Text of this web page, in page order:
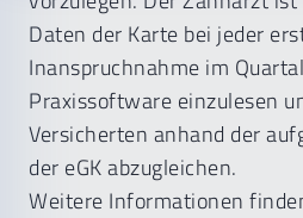
Daten der Karte bei jeder
Inanspruchnahme im
Praxissoftware einzulesen
Versicherten anhand der
der eGK abzugleichen.
Weitere Informationen